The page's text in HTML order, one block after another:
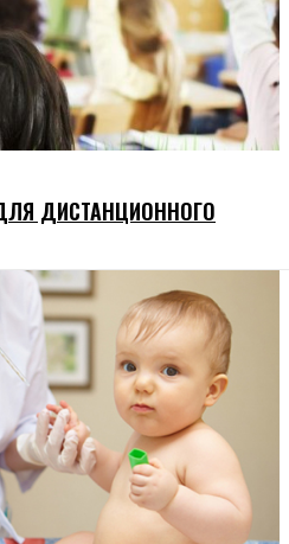
ДИСТАНЦИОННОГО